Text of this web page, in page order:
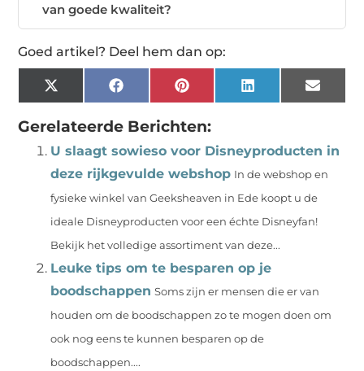
van goede kwaliteit?
Goed artikel? Deel hem dan op:
X
(Twitter)
FacebookPinterest LinkedIn Email
Gerelateerde Berichten:
U slaagt sowieso voor Disneyproducten in
deze rijkgevulde webshop In de webshop en
fysieke winkel van Geeksheaven in Ede koopt u de
ideale Disneyproducten voor een échte Disneyfan!
Bekijk het volledige assortiment van deze...
Leuke tips om te besparen op je
boodschappen Soms zijn er mensen die er van
houden om de boodschappen zo te mogen doen om
ook nog eens te kunnen besparen op de
boodschappen....